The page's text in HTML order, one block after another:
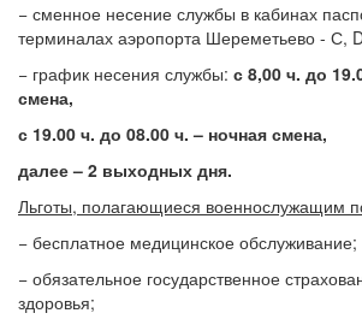
− сменное несение службы в кабинах
терминалах аэропорта Шереметьево - С,
− график несения службы: с 8,00 ч. до
смена,
с 19.00 ч. до 08.00 ч. – ночная смена,
далее – 2 выходных дня.
Льготы, полагающиеся военнослужащим
− бесплатное медицинское обслуживание;
− обязательное государственное
здоровья;